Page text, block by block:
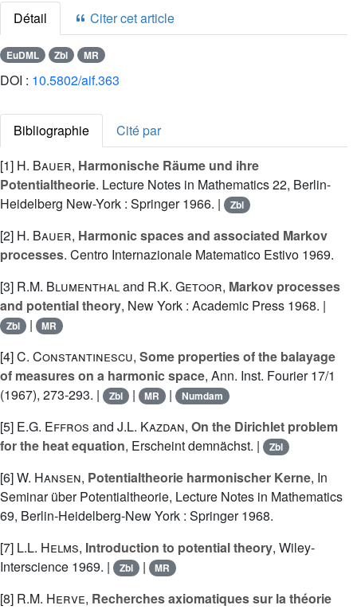
Détail Citer cet article
EuDML Zbl MR
DOI : 10.5802/aif.363
Bibliographie
Cité par
[1] H. Bauer, Harmonische Räume und ihre
Potentialtheorie. Lecture Notes in Mathematics 22, Berlin-
Heidelberg New-York : Springer 1966. |
Zbl
[2] H. Bauer, Harmonic spaces and associated Markov
processes. Centro Internazionale Matematico Estivo 1969.
[3] R.M. Blumenthaland R.K. Getoor, Markov processes
and potential theory, New York : Academic Press 1968. |
Zbl | MR
[4]C. Constantinescu, Some properties of the balayage
of measures on a harmonic space, Ann. Inst. Fourier 17/1
(1967), 273-293. |
Zbl | MR | Numdam
[5] E.G. Effros and J.L. Kazdan, On the Dirichlet problem
for the heat equation, Erscheint demnächst. | Zbl
[6]W. Hansen, Potentialtheorie harmonischer Kerne, In
Seminar über Potentialtheorie, Lecture Notes in Mathematics
69, Berlin-Heidelberg-New York : Springer 1968.
[7] L.L. Helms, Introduction to potential theory, Wiley-
Interscience 1969. |
Zbl | MR
[8] R.M. Herve, Recherches axiomatiques sur la théorie